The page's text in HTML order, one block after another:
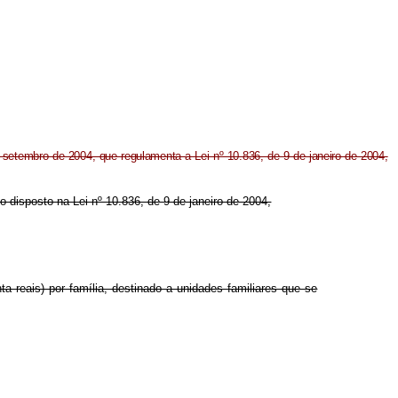
de 2004, que regulamenta a Lei nº 10.836, de 9 de janeiro de 2004,
na Lei nº 10.836, de 9 de janeiro de 2004,
reais) por família, destinado a unidades familiares que se